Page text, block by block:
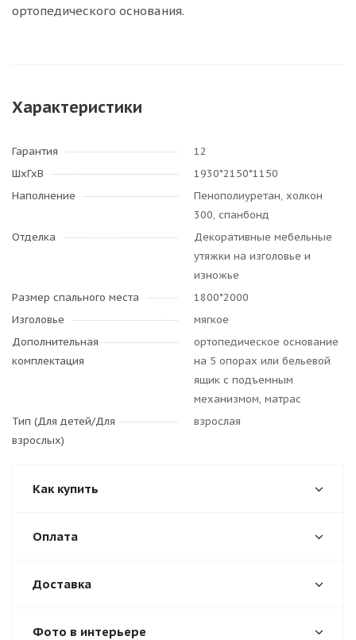
ортопедического основания.
Характеристики
Гарантия
12
ШхГхВ
1930*2150*1150
Наполнение
Пенополиуретан, холкон
300, спанбонд
Отделка
Декоративные мебельные
утяжки на изголовье и
изножье
Размер спального места
1800*2000
Изголовье
мягкое
Дополнительная
комплектация
ортопедическое основание
на 5 опорах или бельевой
ящик с подъемным
механизмом, матрас
Тип (Для детей/Для
взрослых)
взрослая
Как купить
Оплата
Доставка
Фото в интерьере